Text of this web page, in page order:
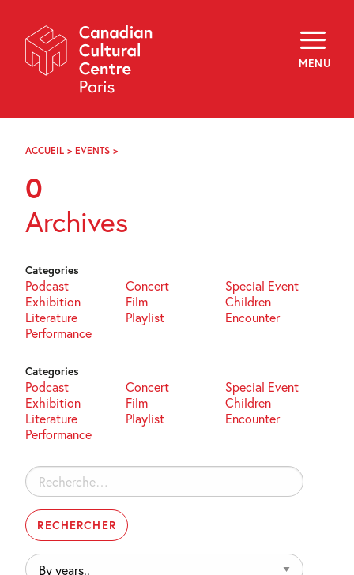
Navigation
MENU
About
Programming
Off-Site
Explore
Archives
FR
ACCUEIL > EVENTS >
0
Archives
Categories
Podcast Concert
Special Event
Exhibition
Film
Children
Literature
Playlist
Encounter
Performance
Categories
Podcast Concert
Special Event
Exhibition
Film
Children
Literature
Playlist
Encounter
Performance
Rechercher :
By